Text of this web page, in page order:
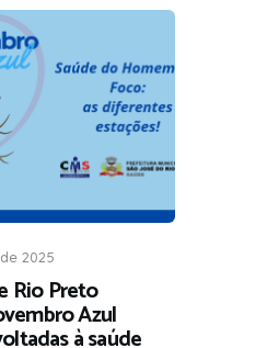
2025
Rio Preto
Azul
à saúde